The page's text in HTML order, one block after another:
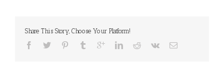
Share This Story, Choose Your Platform!